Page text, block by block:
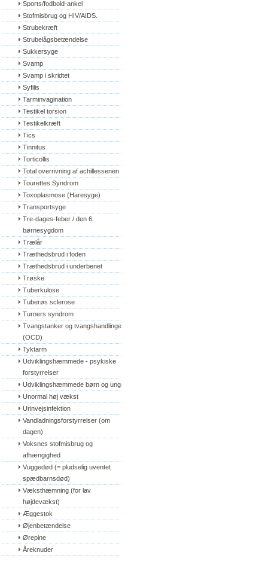
Sports/fodbold-ankel
Stofmisbrug og HIV/AIDS.
Strubekræft
Strubelågsbetændelse
Sukkersyge
Svamp
Svamp i skridtet
Syfilis
Tarminvagination
Testikel torsion
Testikelkræft
Tics
Tinnitus
Torticollis
Total overrivning af achillessenen
Tourettes Syndrom
Toxoplasmose (Haresyge)
Transportsyge
Tre-dages-feber / den 6.
børnesygdom
Trælår
Træthedsbrud i foden
Træthedsbrud i underbenet
Trøske
Tuberkulose
Tuberøs sclerose
Turners syndrom
Tvangstanker og tvangshandlinger
(OCD)
Tyktarm
Udviklingshæmmede - psykiske
forstyrrelser
Udviklingshæmmede børn og unge
Unormal høj vækst
Urinvejsinfektion
Vandladningsforstyrrelser (om
dagen)
Voksnes stofmisbrug og
afhængighed
Vuggedød (= pludselig uventet
spædbarnsdød)
Væksthæmning (for lav
højdevækst)
Æggestok
Øjenbetændelse
Ørepine
Åreknuder